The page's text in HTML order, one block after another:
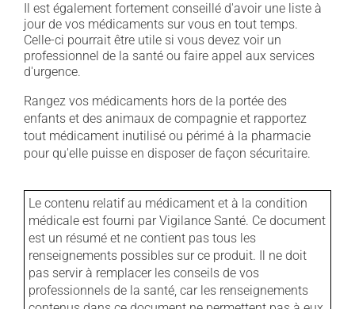
Il est également fortement conseillé d'avoir une liste à
jour de vos médicaments sur vous en tout temps.
Celle-ci pourrait être utile si vous devez voir un
professionnel de la santé ou faire appel aux services
d'urgence.
Rangez vos médicaments hors de la portée des
enfants et des animaux de compagnie et rapportez
tout médicament inutilisé ou périmé à la pharmacie
pour qu'elle puisse en disposer de façon sécuritaire.
Le contenu relatif au médicament et à la condition
médicale est fourni par Vigilance Santé. Ce document
est un résumé et ne contient pas tous les
renseignements possibles sur ce produit. Il ne doit
pas servir à remplacer les conseils de vos
professionnels de la santé, car les renseignements